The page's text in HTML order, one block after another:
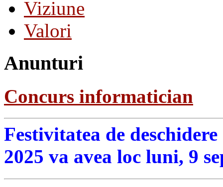
Viziune
Valori
Anunturi
Concurs informatician
Festivitatea de
2025 va avea loc luni, 9